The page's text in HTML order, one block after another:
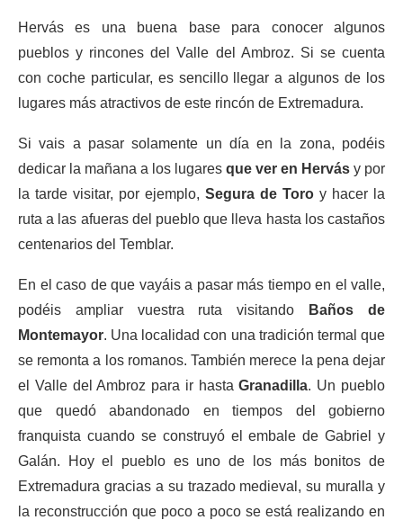
Hervás es una buena base para conocer algunos
pueblos y rincones del Valle del Ambroz. Si se cuenta
con coche particular, es sencillo llegar a algunos de los
lugares más atractivos de este rincón de Extremadura.
Si vais a pasar solamente un día en la zona, podéis
dedicar la mañana a los lugares que ver en Hervás y por
la tarde visitar, por ejemplo, Segura de Toro y hacer la
ruta a las afueras del pueblo que lleva hasta los castaños
centenarios del Temblar.
En el caso de que vayáis a pasar más tiempo en el valle,
podéis ampliar vuestra ruta visitando
Baños de
Montemayor. Una localidad con una tradición termal que
se remonta a los romanos. También merece la pena dejar
el Valle del Ambroz para ir hastaGranadilla. Un pueblo
que quedó abandonado en tiempos del gobierno
franquista cuando se construyó el embale de Gabriel y
Galán. Hoy el pueblo es uno de los más bonitos de
Extremadura gracias a su trazado medieval, su muralla y
la reconstrucción que poco a poco se está realizando en